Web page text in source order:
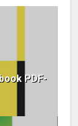
PDF-